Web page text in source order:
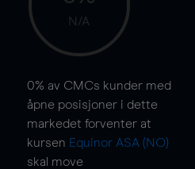
N/A
0% av CMCs kunder med
åpne posisjoner i dette
markedet forventer at
kursen Equinor ASA (NO)
skal move